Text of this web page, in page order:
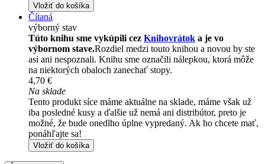
Vložiť do košíka
Čítaná
výborný stav
Túto knihu sme vykúpili cez Knihovrátok a je vo
výbornom stave.Rozdiel medzi touto knihou a novou by ste
asi ani nespoznali. Knihu sme označili nálepkou, ktorá môže
na niektorých obaloch zanechať stopy.
4,70 €
Na sklade
Tento produkt síce máme aktuálne na sklade, máme však už
iba posledné kusy a ďalšie už nemá ani distribútor, preto je
možné, že bude onedlho úplne vypredaný. Ak ho chcete mať,
ponáhľajte sa!
Vložiť do košíka